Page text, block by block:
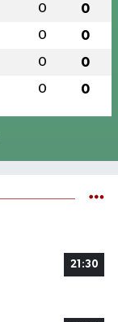
0 0
0 0
0 0
0 0
21:30